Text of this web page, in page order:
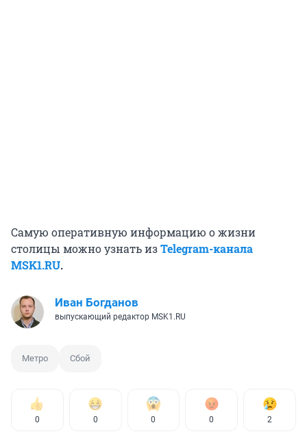
Самую оперативную информацию о жизни
столицы можно узнать изTelegram-канала
MSK1.RU.
Иван Богданов
выпускающий редактор MSK1.RU
Метро Сбой
0 0 0 0 2